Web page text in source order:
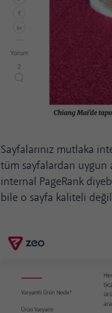
Sayfalarınız mutlaka
tüm sayfalardan uygun
internal PageRank
bile o sayfa kaliteli